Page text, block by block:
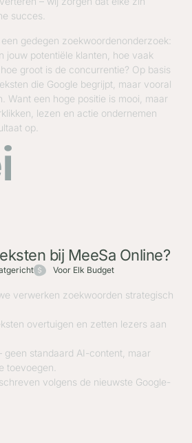
succes.
gedegen zoekwoordenonderzoek:
jouw potentiële klanten, hoe vaak
groot is de concurrentie? Op basis
die Google begrijpt, maar vooral
Want een hoge positie is mooi, maar
lezen en actie ondernemen
op.
bij MeeSa Online?
Voor Elk Budget
verwerken zoekwoorden strategisch
overtuigen en zetten lezers aan
geen standaard AI-content, maar
toevoegen.
volgens de nieuwste Google-